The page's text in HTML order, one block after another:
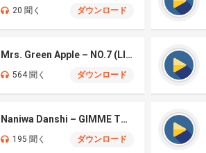
20 聞く ダウンロード
Mrs. Green Apple – NO.7 (LIVE)
564 聞く ダウンロード
Naniwa Danshi – GIMME THE DAY
195 聞く ダウンロード